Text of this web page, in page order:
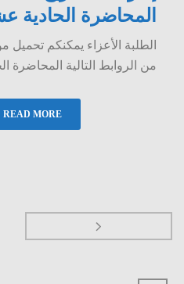
المحاضرة الحادية
الطلبة الأعزاء يمكنكم تحميل
من الروابط التالية المحاضرة
READ MORE